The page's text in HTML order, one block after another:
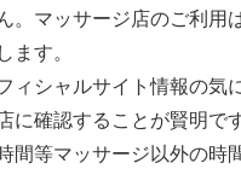
。マッサージ店のご利用
ます。
ィシャルサイト情報の気
に確認することが賢明で
間等マッサージ以外の時